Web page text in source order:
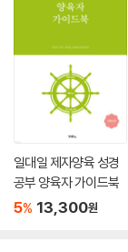
일대일 제자양육 성경
공부 양육자 가이드북
5% 13,300원